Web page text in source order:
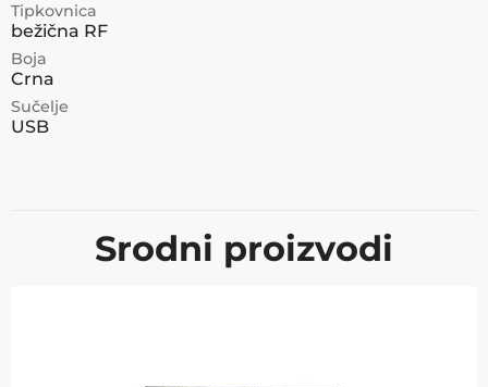
Tipkovnica
bežična RF
Boja
Crna
Sučelje
USB
Srodni proizvodi